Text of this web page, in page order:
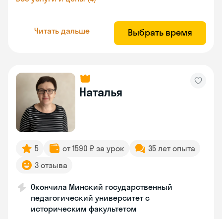
Читать дальше Выбрать время
Наталья
5 от 1590 ₽ за урок
35 лет опыта
3 отзыва
Окончила Минский государственный
педагогический университет с
историческим факультетом